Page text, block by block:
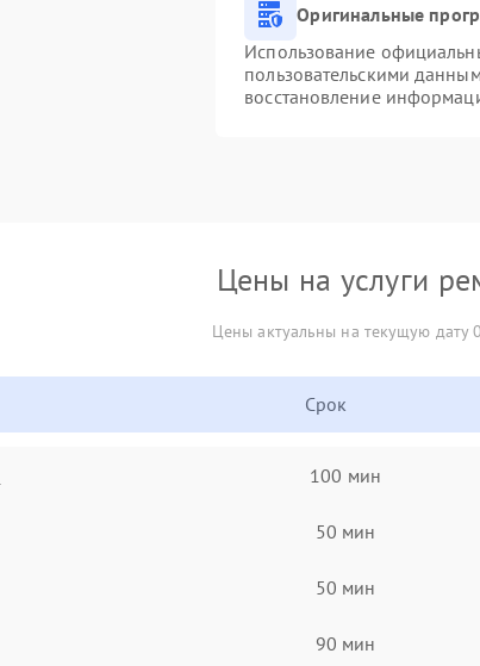
Оригинальные
Использование
пользовательскими
восстановление
Цены на услуги
Цены актуальны на текущую дату
Срок
100 мин
50 мин
50 мин
90 мин